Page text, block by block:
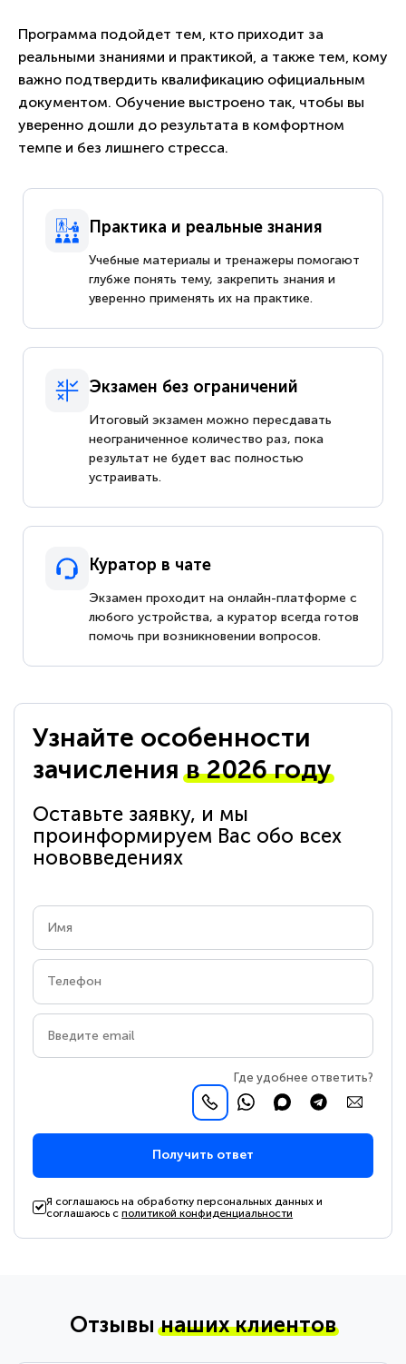
Программа подойдет тем, кто приходит за
реальными знаниями и практикой, а также тем, кому
важно подтвердить квалификацию официальным
документом. Обучение выстроено так, чтобы вы
уверенно дошли до результата в комфортном
темпе и без лишнего стресса.
Практика и реальные знания
Учебные материалы и тренажеры помогают
глубже понять тему, закрепить знания и
уверенно применять их на практике.
Экзамен без ограничений
Итоговый экзамен можно пересдавать
неограниченное количество раз, пока
результат не будет вас полностью
устраивать.
Куратор в чате
Экзамен проходит на онлайн-платформе с
любого устройства, а куратор всегда готов
помочь при возникновении вопросов.
Узнайте особенности
зачисленияв 2026 году
Оставьте заявку, и мы
проинформируем Вас обо всех
нововведениях
Где удобнее ответить?
Получить ответ
Я соглашаюсь на обработку персональных данных и
соглашаюсь сполитикой конфиденциальности
Отзывынаших клиентов